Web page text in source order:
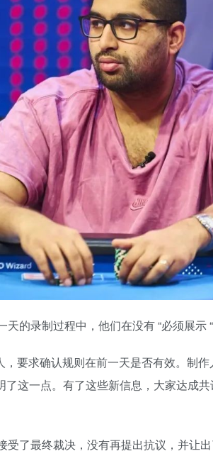
的录制过程中，他们在没有 “必须展示 “
要求确认规则在前一天是否有效。制
了这一点。有了这些新信息，大家达成
了最终裁决，没有再提出抗议，并让出